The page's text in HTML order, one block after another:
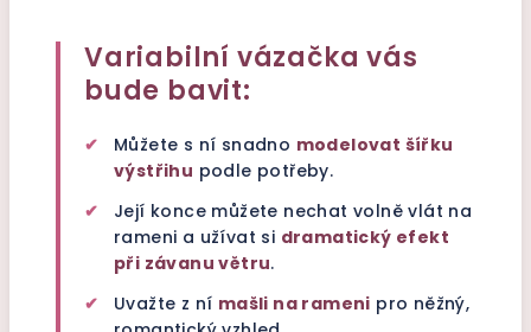
Variabilní vázačka vás
bude bavit:
✔ Můžete s ní snadno modelovat šířku
výstřihu podle potřeby.
✔
Její konce můžete nechat volně vlát na
rameni a užívat si dramatický efekt
při závanu větru.
✔
Uvažte z ní mašli na rameni pro něžný,